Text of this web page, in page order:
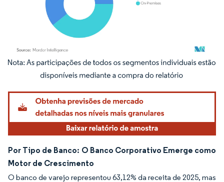
Imagem © Mordor Intelligence. O reuso requer atribuição conforme CC BY 4.0.
Por Tipo de Banco: O Banco Corporativo Emerge como
Motor de Crescimento
O banco de varejo representou 63,12% da receita de 2025, mas